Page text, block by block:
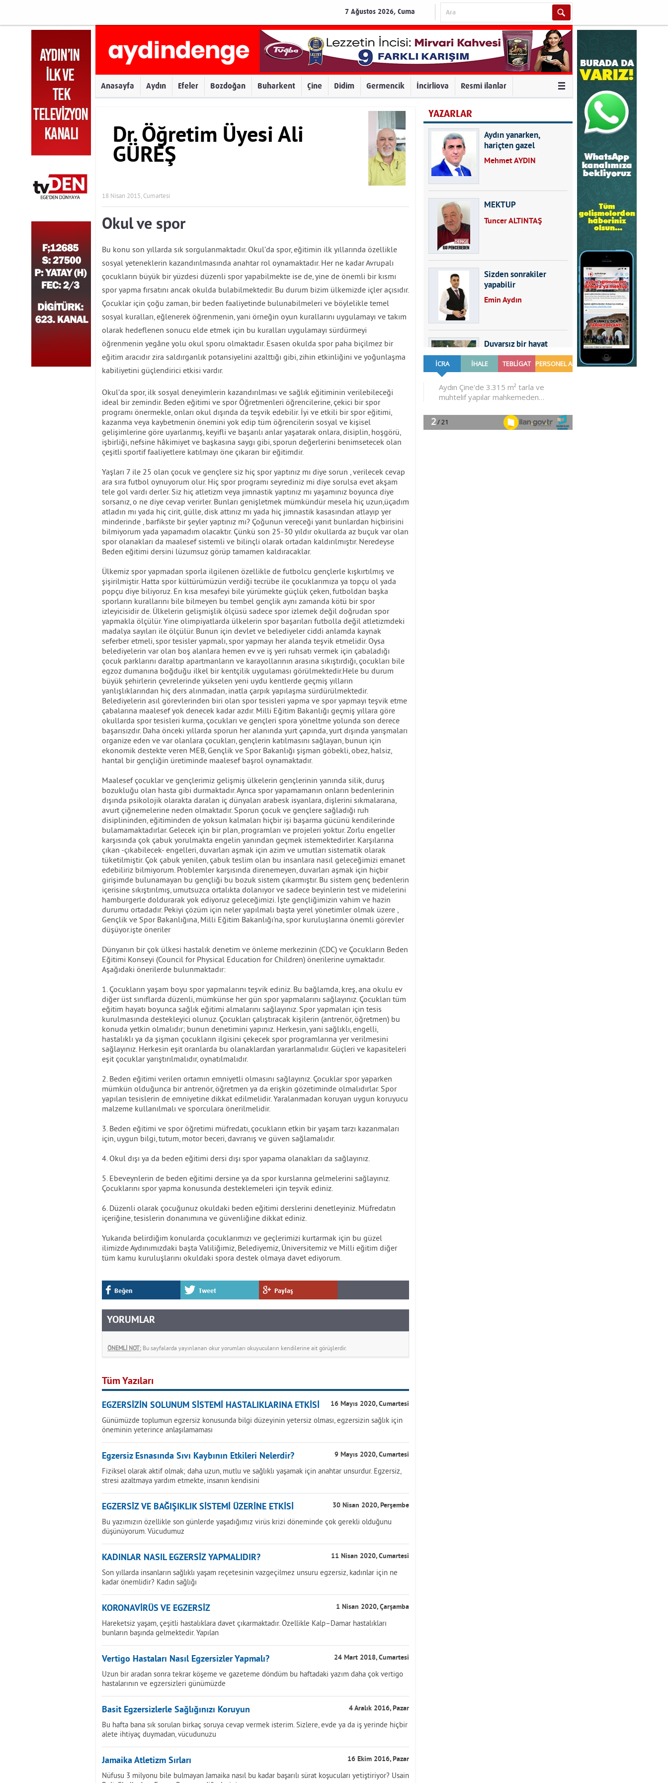
7 Ağustos 2026, Cuma
Anasayfa Aydın Efeler Bozdoğan Buharkent Çine Didim Germencik İncirliova Resmi ilanlar
Dr. Öğretim Üyesi Ali
GÜREŞ
18 Nisan 2015, Cumartesi
Okul ve spor
Bu konu son yıllarda sık sorgulanmaktadır. Okul’da spor, eğitimin ilk yıllarında özellikle
sosyal yeteneklerin kazandırılmasında anahtar rol oynamaktadır. Her ne kadar Avrupalı
çocukların büyük bir yüzdesi düzenli spor yapabilmekte ise de, yine de önemli bir kısmı
spor yapma fırsatını ancak okulda bulabilmektedir. Bu durum bizim ülkemizde içler açısıdır.
Çocuklar için çoğu zaman, bir beden faaliyetinde bulunabilmeleri ve böylelikle temel
sosyal kuralları, eğlenerek öğrenmenin, yani örneğin oyun kurallarını uygulamayı ve takım
olarak hedeflenen sonucu elde etmek için bu kuralları uygulamayı sürdürmeyi
öğrenmenin yegâne yolu okul sporu olmaktadır. Esasen okulda spor paha biçilmez bir
eğitim aracıdır zira saldırganlık potansiyelini azalttığı gibi, zihin etkinliğini ve yoğunlaşma
kabiliyetini güçlendirici etkisi vardır.
Okul’da spor, ilk sosyal deneyimlerin kazandırılması ve sağlık eğitiminin verilebileceği
ideal bir zemindir. Beden eğitimi ve spor Öğretmenleri öğrencilerine, çekici bir spor
programı önermekle, onları okul dışında da teşvik edebilir. İyi ve etkili bir spor eğitimi,
kazanma veya kaybetmenin önemini yok edip tüm öğrencilerin sosyal ve kişisel
gelişimlerine göre uyarlanmış, keyifli ve başarılı anlar yaşatarak onlara, disiplin, hoşgörü,
işbirliği, nefsine hâkimiyet ve başkasına saygı gibi, sporun değerlerini benimsetecek olan
çeşitli sportif faaliyetlere katılmayı öne çıkaran bir eğitimdir.
Yaşları 7 ile 25 olan çocuk ve gençlere siz hiç spor yaptınız mı diye sorun , verilecek cevap
ara sıra futbol oynuyorum olur. Hiç spor programı seyrediniz mi diye sorulsa evet akşam
tele gol vardı derler. Siz hiç atletizm veya jimnastik yaptınız mı yaşamınız boyunca diye
sorsanız, o ne diye cevap verirler. Bunları genişletmek mümkündür mesela hiç uzun,üçadım
atladın mı yada hiç cirit, gülle, disk attınız mı yada hiç jimnastik kasasından atlayıp yer
minderinde , barfikste bir şeyler yaptınız mı? Çoğunun vereceği yanıt bunlardan hiçbirisini
bilmiyorum yada yapamadım olacaktır. Çünkü son 25-30 yıldır okullarda az buçuk var olan
spor olanakları da maalesef sistemli ve bilinçli olarak ortadan kaldırılmıştır. Neredeyse
Beden eğitimi dersini lüzumsuz görüp tamamen kaldıracaklar.
Ülkemiz spor yapmadan sporla ilgilenen özellikle de futbolcu gençlerle kışkırtılmış ve
şişirilmiştir. Hatta spor kültürümüzün verdiği tecrübe ile çocuklarımıza ya topçu ol yada
popçu diye biliyoruz. En kısa mesafeyi bile yürümekte güçlük çeken, futboldan başka
sporların kurallarını bile bilmeyen bu tembel gençlik aynı zamanda kötü bir spor
izleyicisidir de. Ülkelerin gelişmişlik ölçüsü sadece spor izlemek değil doğrudan spor
yapmakla ölçülür. Yine olimpiyatlarda ülkelerin spor başarıları futbolla değil atletizmdeki
madalya sayıları ile ölçülür. Bunun için devlet ve belediyeler ciddi anlamda kaynak
seferber etmeli, spor tesisler yapmalı, spor yapmayı her alanda teşvik etmelidir. Oysa
belediyelerin var olan boş alanlara hemen ev ve iş yeri ruhsatı vermek için çabaladığı
çocuk parklarını daraltıp apartmanların ve karayollarının arasına sıkıştırdığı, çocukları bile
egzoz dumanına boğduğu ilkel bir kentçilik uygulaması görülmektedir.Hele bu durum
büyük şehirlerin çevrelerinde yükselen yeni uydu kentlerde geçmiş yılların
yanlışlıklarından hiç ders alınmadan, inatla çarpık yapılaşma sürdürülmektedir.
Belediyelerin asıl görevlerinden biri olan spor tesisleri yapma ve spor yapmayı teşvik etme
çabalarına maalesef yok denecek kadar azdır. Milli Eğitim Bakanlığı geçmiş yıllara göre
okullarda spor tesisleri kurma, çocukları ve gençleri spora yöneltme yolunda son derece
başarısızdır. Daha önceki yıllarda sporun her alanında yurt çapında, yurt dışında yarışmaları
organize eden ve var olanlara çocukları, gençlerin katılmasını sağlayan, bunun için
ekonomik destekte veren MEB, Gençlik ve Spor Bakanlığı şişman göbekli, obez, halsiz,
hantal bir gençliğin üretiminde maalesef başrol oynamaktadır.
Maalesef çocuklar ve gençlerimiz gelişmiş ülkelerin gençlerinin yanında silik, duruş
bozukluğu olan hasta gibi durmaktadır. Ayrıca spor yapamamanın onların bedenlerinin
dışında psikolojik olarakta daralan iç dünyaları arabesk isyanlara, dişlerini sıkmalarana,
avurt çiğnemelerine neden olmaktadır. Sporun çocuk ve gençlere sağladığı ruh
disiplininden, eğitiminden de yoksun kalmaları hiçbir işi başarma gücünü kendilerinde
bulamamaktadırlar. Gelecek için bir plan, programları ve projeleri yoktur. Zorlu engeller
karşısında çok çabuk yorulmakta engelin yanından geçmek istemektedirler. Karşılarına
çıkan -çıkabilecek- engelleri, duvarları aşmak için azim ve umutları sistematik olarak
tüketilmiştir. Çok çabuk yenilen, çabuk teslim olan bu insanlara nasıl geleceğimizi emanet
edebiliriz bilmiyorum. Problemler karşısında direnemeyen, duvarları aşmak için hiçbir
girişimde bulunamayan bu gençliği bu bozuk sistem çıkarmıştır. Bu sistem genç bedenlerin
içerisine sıkıştırılmış, umutsuzca ortalıkta dolanıyor ve sadece beyinlerin test ve midelerini
hamburgerle doldurarak yok ediyoruz geleceğimizi. İşte gençliğimizin vahim ve hazin
durumu ortadadır. Pekiyi çözüm için neler yapılmalı başta yerel yönetimler olmak üzere ,
Gençlik ve Spor Bakanlığına, Milli Eğitim Bakanlığı'na, spor kuruluşlarına önemli görevler
düşüyor.işte öneriler
Dünyanın bir çok ülkesi hastalık denetim ve önleme merkezinin (CDC) ve Çocukların Beden
Eğitimi Konseyi (Council for Physical Education for Children) önerilerine uymaktadır.
Aşağıdaki önerilerde bulunmaktadır:
1. Çocukların yaşam boyu spor yapmalarını teşvik ediniz. Bu bağlamda, kreş, ana okulu ev
diğer üst sınıflarda düzenli, mümkünse her gün spor yapmalarını sağlayınız. Çocukları tüm
eğitim hayatı boyunca sağlık eğitimi almalarını sağlayınız. Spor yapmaları için tesis
kurulmasında destekleyici olunuz. Çocukları çalıştıracak kişilerin (antrenör, öğretmen) bu
konuda yetkin olmalıdır; bunun denetimini yapınız. Herkesin, yani sağlıklı, engelli,
hastalıklı ya da şişman çocukların ilgisini çekecek spor programlarına yer verilmesini
sağlayınız. Herkesin eşit oranlarda bu olanaklardan yararlanmalıdır. Güçleri ve kapasiteleri
eşit çocuklar yarıştırılmalıdır, oynatılmalıdır.
2. Beden eğitimi verilen ortamın emniyetli olmasını sağlayınız. Çocuklar spor yaparken
mümkün olduğunca bir antrenör, öğretmen ya da erişkin gözetiminde olmalıdırlar. Spor
yapılan tesislerin de emniyetine dikkat edilmelidir. Yaralanmadan koruyan uygun koruyucu
malzeme kullanılmalı ve sporculara önerilmelidir.
3. Beden eğitimi ve spor öğretimi müfredatı, çocukların etkin bir yaşam tarzı kazanmaları
için, uygun bilgi, tutum, motor beceri, davranış ve güven sağlamalıdır.
4. Okul dışı ya da beden eğitimi dersi dışı spor yapama olanakları da sağlayınız.
5. Ebeveynlerin de beden eğitimi dersine ya da spor kurslarına gelmelerini sağlayınız.
Çocuklarını spor yapma konusunda desteklemeleri için teşvik ediniz.
6. Düzenli olarak çocuğunuz okuldaki beden eğitimi derslerini denetleyiniz. Müfredatın
içeriğine, tesislerin donanımına ve güvenliğine dikkat ediniz.
Yukarıda belirdiğim konularda çocuklarımızı ve geçlerimizi kurtarmak için bu güzel
ilimizde Aydınımızdaki başta Valiliğimiz, Belediyemiz, Üniversitemiz ve Milli eğitim diğer
tüm kamu kuruluşlarını okuldaki spora destek olmaya davet ediyorum.
Beğen Tweet Paylaş
YORUMLAR
ÖNEMLİ NOT: Bu sayfalarda yayınlanan okur yorumları okuyucuların kendilerine ait görüşlerdir.
Tüm Yazıları
EGZERSİZİN SOLUNUM SİSTEMİ HASTALIKLARINA ETKİSİ 16 Mayıs 2020, Cumartesi
Günümüzde toplumun egzersiz konusunda bilgi düzeyinin yetersiz olması, egzersizin sağlık için
öneminin yeterince anlaşılamaması
Egzersiz Esnasında Sıvı Kaybının Etkileri Nelerdir? 9 Mayıs 2020, Cumartesi
Fiziksel olarak aktif olmak; daha uzun, mutlu ve sağlıklı yaşamak için anahtar unsurdur. Egzersiz,
stresi azaltmaya yardım etmekte, insanın kendisini
EGZERSİZ VE BAĞIŞIKLIK SİSTEMİ ÜZERİNE ETKİSİ 30 Nisan 2020, Perşembe
Bu yazımızın özellikle son günlerde yaşadığımız virüs krizi döneminde çok gerekli olduğunu
düşünüyorum. Vücudumuz
KADINLAR NASIL EGZERSİZ YAPMALIDIR? 11 Nisan 2020, Cumartesi
Son yıllarda insanların sağlıklı yaşam reçetesinin vazgeçilmez unsuru egzersiz, kadınlar için ne
kadar önemlidir? Kadın sağlığı
KORONAVİRÜS VE EGZERSİZ 1 Nisan 2020, Çarşamba
Hareketsiz yaşam, çeşitli hastalıklara davet çıkarmaktadır. Özellikle Kalp–Damar hastalıkları
bunların başında gelmektedir. Yapılan
Vertigo Hastaları Nasıl Egzersizler Yapmalı? 24 Mart 2018, Cumartesi
Uzun bir aradan sonra tekrar köşeme ve gazeteme döndüm bu haftadaki yazım daha çok vertigo
hastalarının ve egzersizleri günümüzde
Basit Egzersizlerle Sağlığınızı Koruyun 4 Aralık 2016, Pazar
Bu hafta bana sık sorulan birkaç soruya cevap vermek isterim. Sizlere, evde ya da iş yerinde hiçbir
alete ihtiyaç duymadan, vücudunuzu
Jamaika Atletizm Sırları 16 Ekim 2016, Pazar
Nüfusu 3 milyonu bile bulmayan Jamaika nasıl bu kadar başarılı sürat koşucuları yetiştiriyor? Usain
YAZARLAR
Aydın yanarken,
hariçten gazel
okuyarak kalpleri de
Mehmet AYDIN
MEKTUP
Tuncer ALTINTAŞ
Sizden sonrakiler
yapabilir
Emin Aydın
Duvarsız bir hayat
Furkan SARICA
GÜNDEMDE NELER
OLMALI?